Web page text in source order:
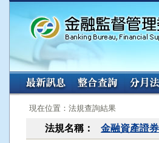
:::
現在位置：法規查詢結果
法規名稱： 金融資產證